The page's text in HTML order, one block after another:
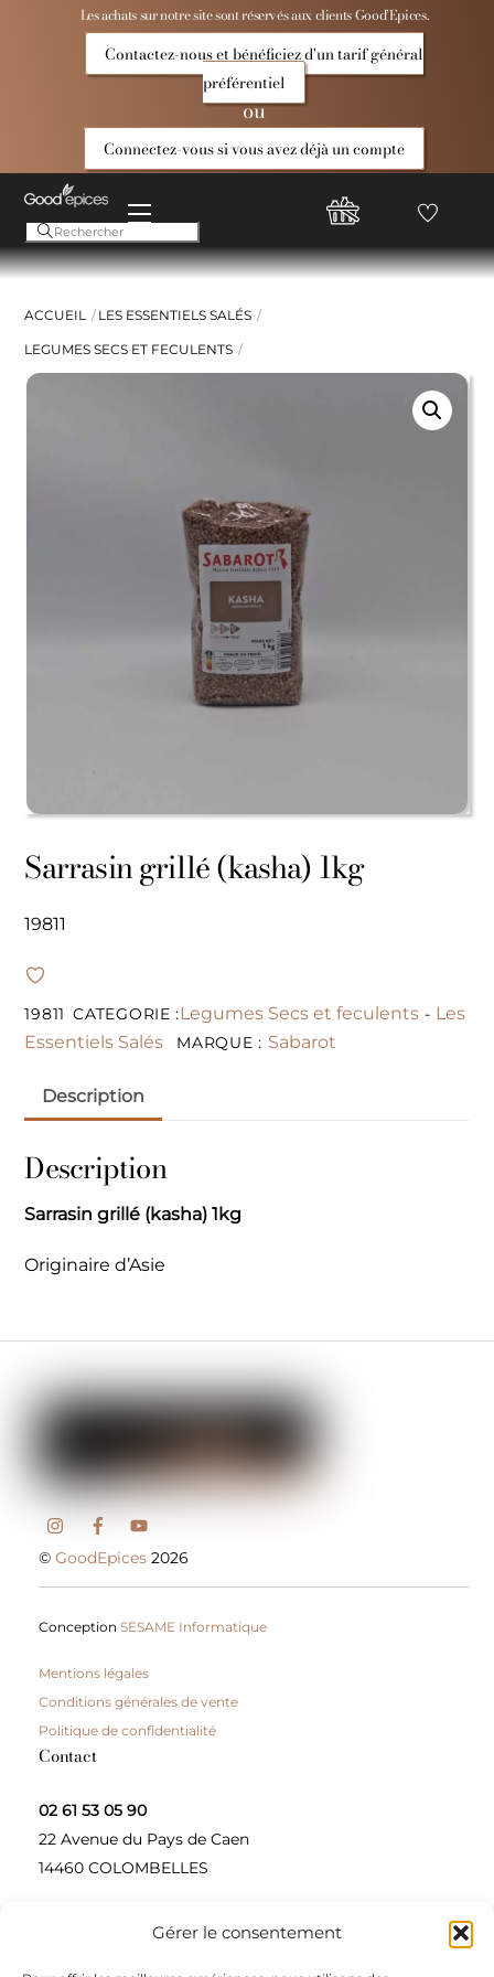
Gérer le consentement
Les achats sur notre site sont réservés aux clients Good’Epices.
Contactez-nous et bénéficiez d'un tarif général
préférentiel
ou
Connectez-vous si vous avez déjà un compte
Menu
Compte
Good
Favoris
ACCUEIL LES ESSENTIELS SALÉS
LEGUMES SECS ET FECULENTS
Sarrasin grillé (kasha) 1kg
19811
19811 CATEGORIE :Legumes Secs et feculents - Les
Essentiels Salés
MARQUE : Sabarot
Description
Description
Sarrasin grillé (kasha) 1kg
Originaire d’Asie
©GoodEpices 2026
ConceptionSESAME Informatique
Mentions légales
Conditions générales de vente
Politique de confidentialité
Contact
02 61 53 05 90
22 Avenue du Pays de Caen
14460 COLOMBELLES
Contactez-nous